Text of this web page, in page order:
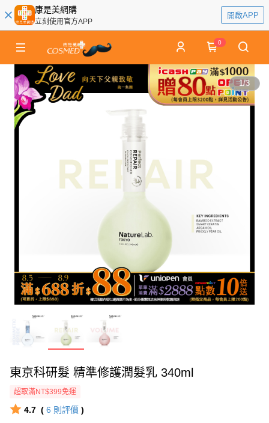
康是美網購
立刻使用官方APP
開啟APP
0
1/3
東京科研髮 精準修護潤髮乳 340ml
超取滿NT$399免運
4.7 ( 6 則評價 )